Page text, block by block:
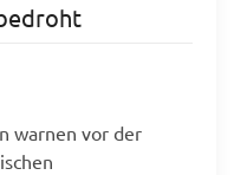
warnen vor der